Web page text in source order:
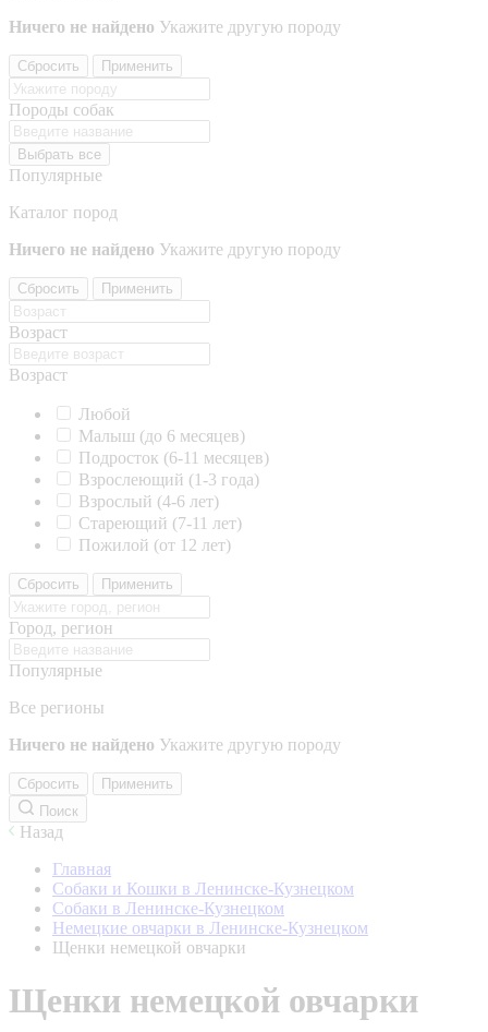
Ничего не найдено Укажите другую породу
Сбросить Применить
Породы собак
Выбрать все
Популярные
Каталог пород
Ничего не найдено Укажите другую породу
Сбросить Применить
Возраст
Возраст
Любой
Малыш (до 6 месяцев)
Подросток (6-11 месяцев)
Взрослеющий (1-3 года)
Взрослый (4-6 лет)
Стареющий (7-11 лет)
Пожилой (от 12 лет)
Сбросить Применить
Город, регион
Популярные
Все регионы
Ничего не найдено Укажите другую породу
Сбросить
Применить
Поиск
Назад
Главная
Собаки и Кошки в Ленинске-Кузнецком
Собаки в Ленинске-Кузнецком
Немецкие овчарки в Ленинске-Кузнецком
Щенки немецкой овчарки
Щенки немецкой овчарки